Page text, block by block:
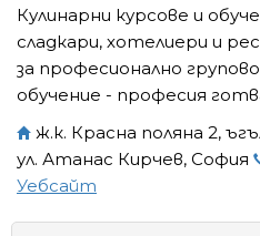
Кулинарни курсове и
сладкари, хотелиери и
за професионално
обучение - професия
ж.к. Красна поляна 2,
ул. Атанас Кирчев, София
Уебсайт